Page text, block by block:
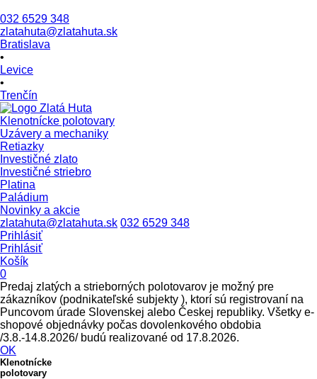
032 6529 348
zlatahuta@zlatahuta.sk
Bratislava
•
Levice
•
Trenčín
Klenotnícke polotovary
Uzávery a mechaniky
Retiazky
Investičné zlato
Investičné striebro
Platina
Paládium
Novinky a akcie
zlatahuta@zlatahuta.sk 032 6529 348
Prihlásiť
Prihlásiť
Košík
0
Predaj zlatých a strieborných polotovarov je možný pre
zákazníkov (podnikateľské subjekty ), ktorí sú registrovaní na
Puncovom úrade Slovenskej alebo Českej republiky. Všetky e-
shopové objednávky počas dovolenkového obdobia
/3.8.-14.8.2026/ budú realizované od 17.8.2026.
OK
Klenotnícke
polotovary